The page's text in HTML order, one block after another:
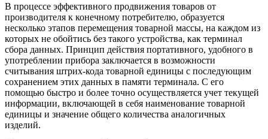
В процессе эффективного продвижения товаров от
производителя к конечному потребителю, образуется
несколько этапов перемещения товарной массы, на каждом из
которых не обойтись без такого устройства, как терминал
сбора данных. Принцип действия портативного, удобного в
употреблении прибора заключается в возможности
считывания штрих-кода товарной единицы с последующим
сохранением этих данных в памяти терминала. С его
помощью быстро и более точно осуществляется учет текущей
информации, включающей в себя наименование товарной
единицы и значение общего количества аналогичных
изделий.